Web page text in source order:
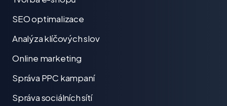
SEO optimalizace
Analýza klíčových slov
Online marketing
Správa PPC kampaní
Správa sociálních sítí